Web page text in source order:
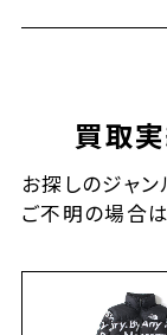
買取
お探しのジャン
ご不明の場合